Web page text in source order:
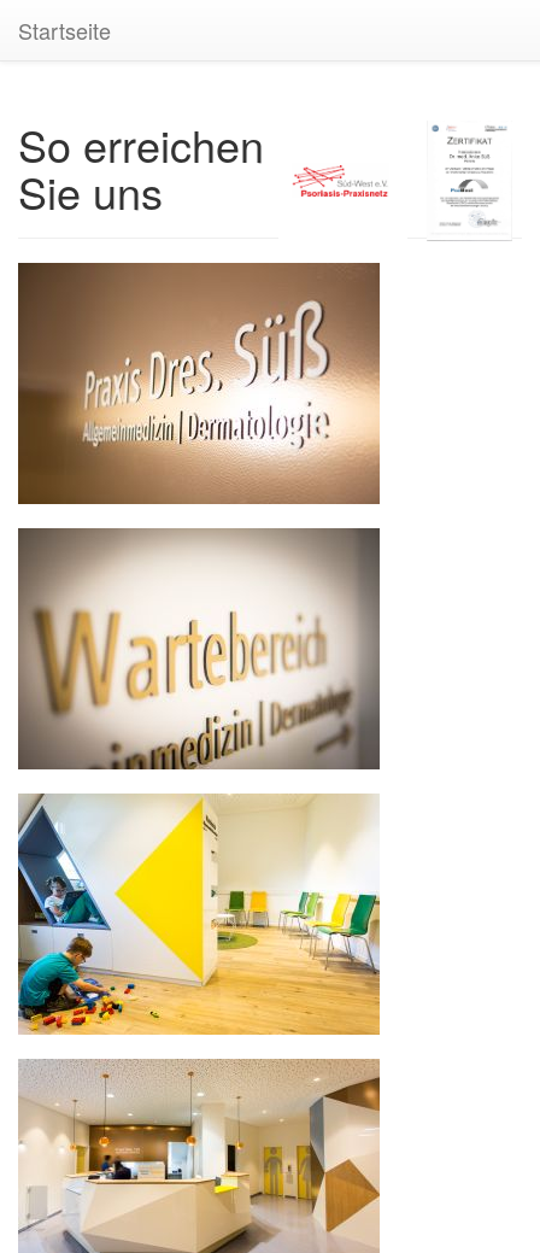
Startseite
So erreichen
Sie uns